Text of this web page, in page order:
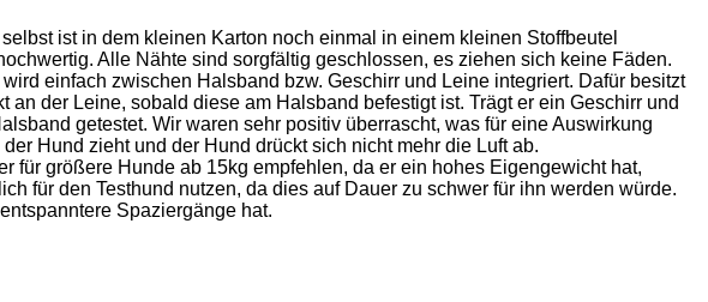
ist in dem kleinen Karton noch einmal in einem kleinen Stoffbeutel
Alle Nähte sind sorgfältig geschlossen, es ziehen sich keine Fäden.
einfach zwischen Halsband bzw. Geschirr und Leine integriert. Dafür besitzt
der Leine, sobald diese am Halsband befestigt ist. Trägt er ein Geschirr und
getestet. Wir waren sehr positiv überrascht, was für eine Auswirkung
Hund zieht und der Hund drückt sich nicht mehr die Luft ab.
für größere Hunde ab 15kg empfehlen, da er ein hohes Eigengewicht hat,
für den Testhund nutzen, da dies auf Dauer zu schwer für ihn werden würde.
Spaziergänge hat.